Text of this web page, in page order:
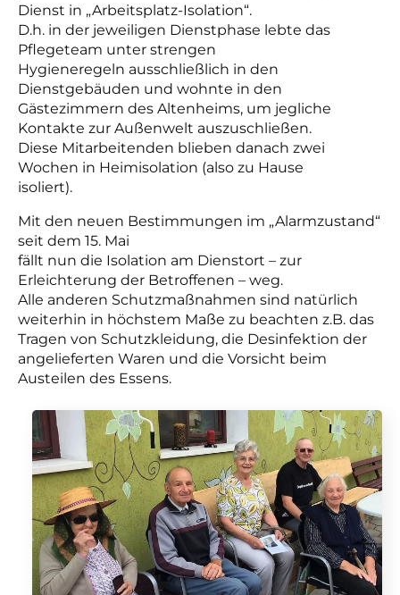
Dienst in „Arbeitsplatz-Isolation“.
D.h. in der jeweiligen Dienstphase lebte das
Pflegeteam unter strengen
Hygieneregeln ausschließlich in den
Dienstgebäuden und wohnte in den
Gästezimmern des Altenheims, um jegliche
Kontakte zur Außenwelt auszuschließen.
Diese Mitarbeitenden blieben danach zwei
Wochen in Heimisolation (also zu Hause
isoliert).
Mit den neuen Bestimmungen im „Alarmzustand“
seit dem 15. Mai
fällt nun die Isolation am Dienstort – zur
Erleichterung der Betroffenen – weg.
Alle anderen Schutzmaßnahmen sind natürlich
weiterhin in höchstem Maße zu beachten z.B. das
Tragen von Schutzkleidung, die Desinfektion der
angelieferten Waren und die Vorsicht beim
Austeilen des Essens.